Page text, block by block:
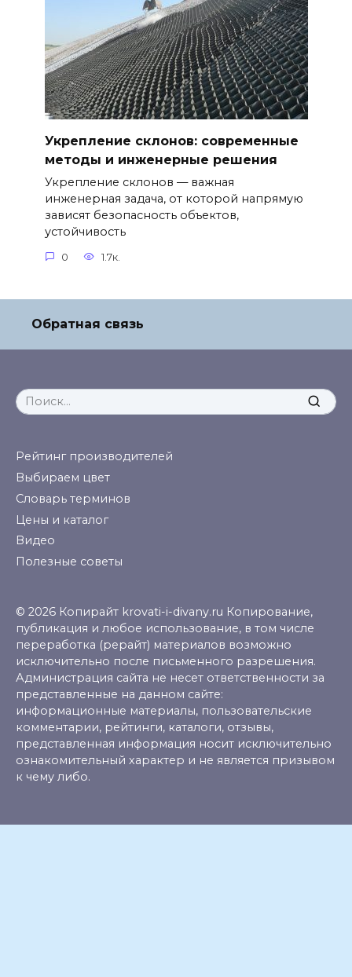
Укрепление склонов: современные
методы и инженерные решения
Укрепление склонов — важная
инженерная задача, от которой напрямую
зависят безопасность объектов,
устойчивость
0 1.7к.
Обратная связь
Search
for:
Рейтинг производителей
Выбираем цвет
Словарь терминов
Цены и каталог
Видео
Полезные советы
© 2026 Копирайт krovati-i-divany.ru Копирование,
публикация и любое использование, в том числе
переработка (рерайт) материалов возможно
исключительно после письменного разрешения.
Администрация сайта не несет ответственности за
представленные на данном сайте:
информационные материалы, пользовательские
комментарии, рейтинги, каталоги, отзывы,
представленная информация носит исключительно
ознакомительный характер и не является призывом
к чему либо.